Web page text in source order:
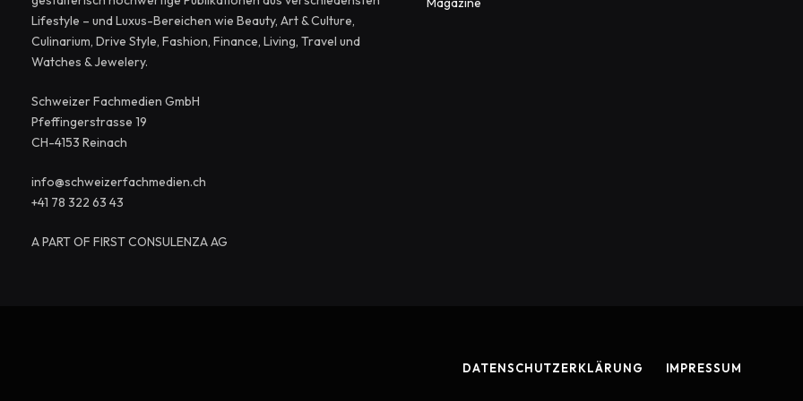
Lifestyle – und Luxus-Bereichen wie Beauty, Art & Culture,
Culinarium, Drive Style, Fashion, Finance, Living, Travel und
Watches & Jewelery.
Schweizer Fachmedien GmbH
Pfeffingerstrasse 19
CH-4153 Reinach
info@schweizerfachmedien.ch
+41 78 322 63 43
A PART OF FIRST CONSULENZA AG
DATENSCHUTZERKLÄRUNG IMPRESSUM